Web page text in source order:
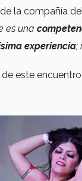
la compañía
es una
experiencia;
este